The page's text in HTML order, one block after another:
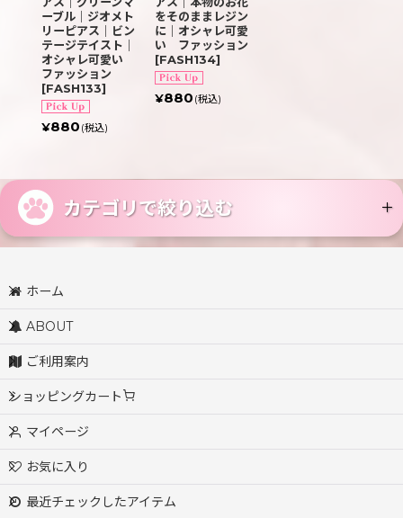
ーブル｜ジオメト
リーピアス｜ビン
テージテイスト｜
オシャレ可愛い
ファッション
[FASH133]
¥880 (税込)
をそのままレジン
に｜オシャレ可愛
い ファッション
[FASH134]
¥880 (税込)
カテゴリで絞り込む
ポーチ・財布
ハンドタオル・ハンカチ
ホーム
ABOUT
ご利用案内
ショッピングカート
マイページ
お気に入り
最近チェックしたアイテム